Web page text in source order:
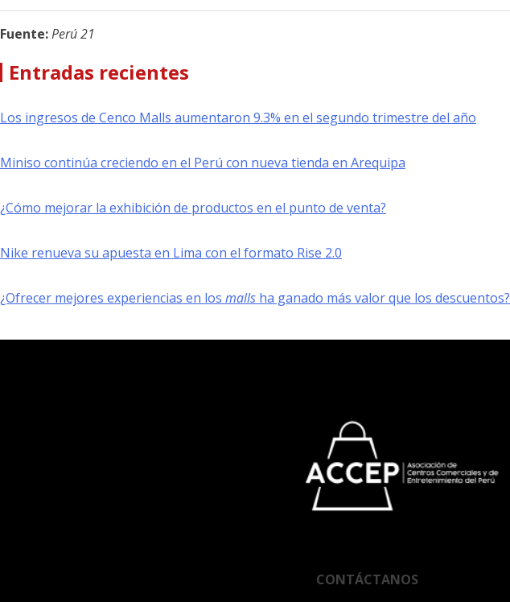
Fuente:Perú 21
Entradas recientes
Los ingresos de Cenco Malls aumentaron 9.3% en el segundo trimestre del año
Miniso continúa creciendo en el Perú con nueva tienda en Arequipa
¿Cómo mejorar la exhibición de productos en el punto de venta?
Nike renueva su apuesta en Lima con el formato Rise 2.0
¿Ofrecer mejores experiencias en los malls ha ganado más valor que los descuentos?
CONTÁCTANOS